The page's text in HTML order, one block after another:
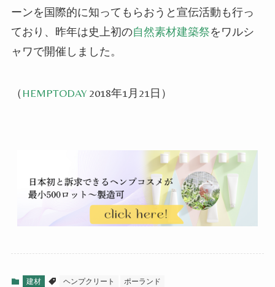
ーンを国際的に知ってもらおうと宣伝活動も行っ
ており、昨年は史上初の自然素材建築祭をワルシ
ャワで開催し ました。
（ HEMPTODAY2018年1月21日）
建材 ヘンプクリート ポーランド